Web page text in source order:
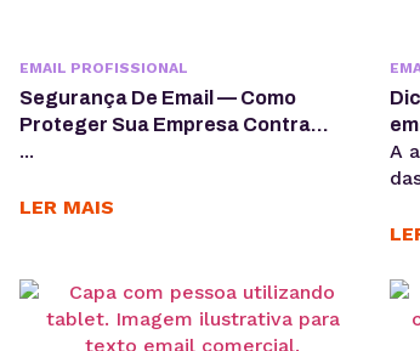
EMAIL PROFISSIONAL
Segurança De Email — Como
Proteger Sua Empresa Contra
Phishing E Outros Ataques?
...
LER MAIS
A